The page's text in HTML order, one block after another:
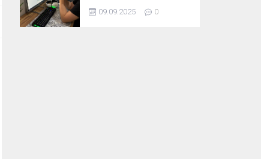
Etkileşimin Ardındaki
İsim!
09.09.2025 0